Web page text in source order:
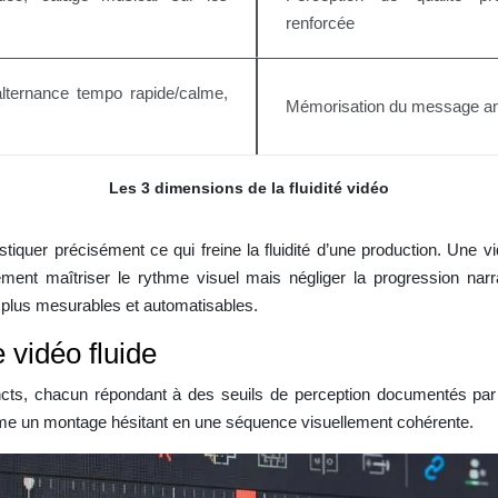
Les 3 dimensions de la fluidité vidéo
renforcée
tempo rapide/calme,
Mémorisation du message
précisément ce qui freine la fluidité d’une production. Une
maîtriser le rythme visuel mais négliger la progression
mesurables et automatisables.
vidéo fluide
chacun répondant à des seuils de perception documentés
un montage hésitant en une séquence visuellement cohérente.